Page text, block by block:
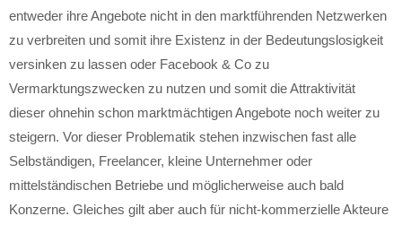
entweder ihre Angebote nicht in den marktführenden Netzwerken
zu verbreiten und somit ihre Existenz in der Bedeutungslosigkeit
versinken zu lassen oder Facebook & Co zu
Vermarktungszwecken zu nutzen und somit die Attraktivität
dieser ohnehin schon marktmächtigen Angebote noch weiter zu
steigern. Vor dieser Problematik stehen inzwischen fast alle
Selbständigen, Freelancer, kleine Unternehmer oder
mittelständischen Betriebe und möglicherweise auch bald
Konzerne. Gleiches gilt aber auch für nicht-kommerzielle Akteure